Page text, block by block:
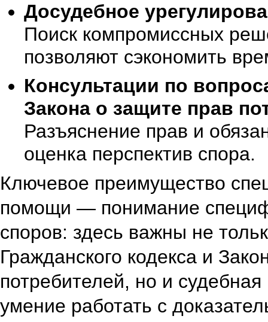
Досудебное
Поиск компромиссных
позволяют сэкономить
Консультации по
Закона о защите прав
Разъяснение прав и
оценка перспектив спора.
Ключевое преимущество
помощи — понимание
споров: здесь важны не
Гражданского кодекса и
потребителей, но и судебная
умение работать с